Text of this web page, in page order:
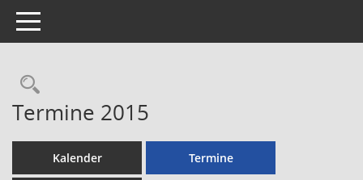
Toggle navigation
Rechercheauswahl
Termine 2015
Kalender Termine